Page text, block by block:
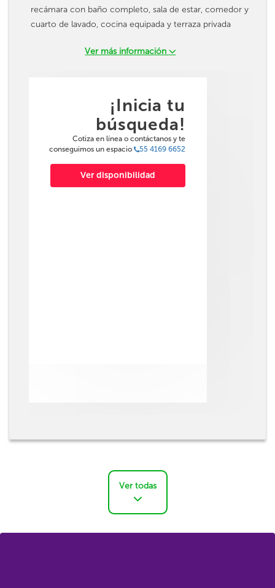
recámara con baño completo, sala de estar, comedor y
cuarto de lavado, cocina equipada y terraza privada
Ver más información
¡Inicia tu
búsqueda!
Cotiza en línea o contáctanos y te
conseguimos un espacio
55 4169 6652
Ver disponibilidad
Ver todas